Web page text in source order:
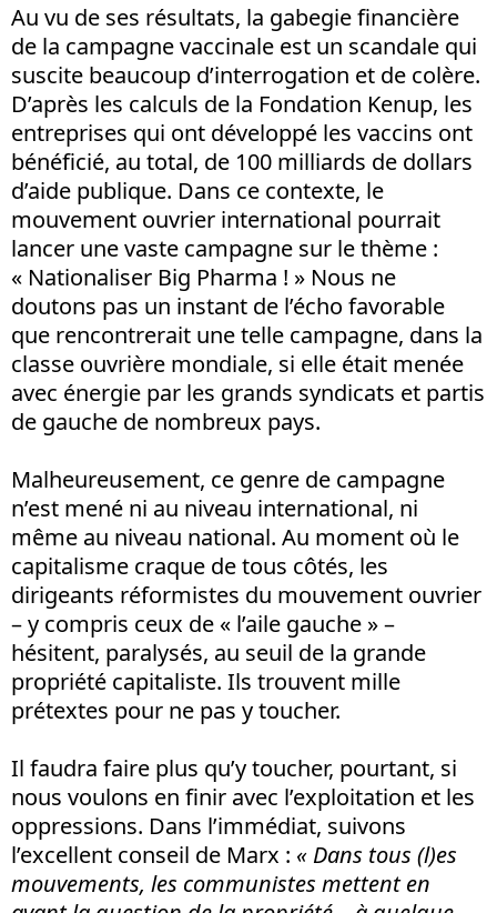
Au vu de ses résultats, la gabegie financière
de la campagne vaccinale est un scandale qui
suscite beaucoup d’interrogation et de colère.
D’après les calculs de la Fondation Kenup, les
entreprises qui ont développé les vaccins ont
bénéficié, au total, de 100 milliards de dollars
d’aide publique. Dans ce contexte, le
mouvement ouvrier international pourrait
lancer une vaste campagne sur le thème :
« Nationaliser Big Pharma ! » Nous ne
doutons pas un instant de l’écho favorable
que rencontrerait une telle campagne, dans la
classe ouvrière mondiale, si elle était menée
avec énergie par les grands syndicats et partis
de gauche de nombreux pays.
Malheureusement, ce genre de campagne
n’est mené ni au niveau international, ni
même au niveau national. Au moment où le
capitalisme craque de tous côtés, les
dirigeants réformistes du mouvement ouvrier
– y compris ceux de « l’aile gauche » –
hésitent, paralysés, au seuil de la grande
propriété capitaliste. Ils trouvent mille
prétextes pour ne pas y toucher.
Il faudra faire plus qu’y toucher, pourtant, si
nous voulons en finir avec l’exploitation et les
oppressions. Dans l’immédiat, suivons
l’excellent conseil de Marx : « Dans tous (l)es
mouvements, les communistes mettent en